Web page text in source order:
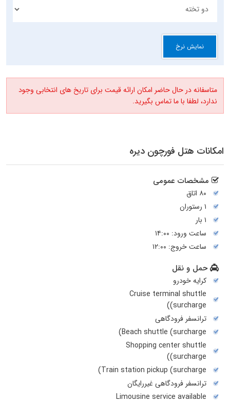
نمایش نرخ
متاسفانه در حال حاضر امکان ارائه قیمت برای تاریخ های انتخابی وجود
ندارد، لطفا با ما تماس بگیرید.
امکانات هتل فورچون دیره
مشخصات عمومی
۸۰ اتاق
۱ رستوران
۱ بار
ساعت ورود: ۱۴:۰۰
ساعت خروج: ۱۲:۰۰
حمل و نقل
کرایه خودرو
Cruise terminal shuttle
(surcharge)
ترانسفر فرودگاهی
Beach shuttle (surcharge)
Shopping center shuttle
(surcharge)
Train station pickup (surcharge)
ترانسفر فرودگاهی غیررایگان
Limousine service available